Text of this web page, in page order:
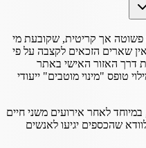
פשוטה אך קריטית, שקובעת מי
שארים הזכאים לקצבה על פי
דרך האזור האישי באתר
טופס "מינוי מוטבים" ייעודי
לאחר אירועים משני חיים
שהכספים יגיעו לאנשים